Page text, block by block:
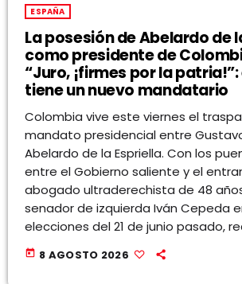
ESPAÑA
La posesión de Abelardo de
como presidente de
“Juro, ¡firmes por la
tiene un nuevo mandatario
Colombia vive este viernes el
mandato presidencial entre
Abelardo de la Espriella. Con los
entre el Gobierno saliente y el
abogado ultraderechista de 48
senador de izquierda Iván Cepeda
elecciones del 21 de junio pasado,
today 8 AGOSTO 2026